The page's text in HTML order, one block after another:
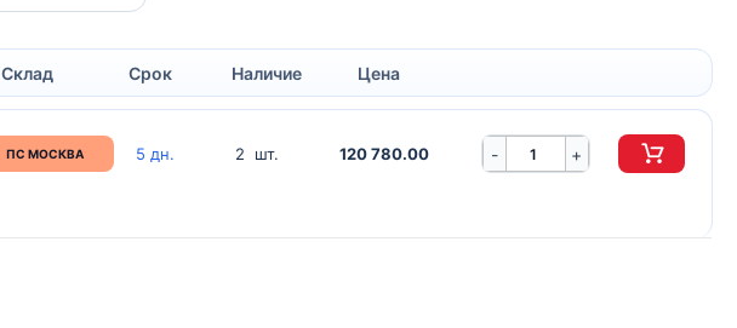
Склад Срок Наличие Цена
ПС МОСКВА 5 дн. 2 шт. 120 780.00 - +